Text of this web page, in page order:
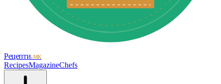
Рецепти.мк
RecipesMagazineChefs